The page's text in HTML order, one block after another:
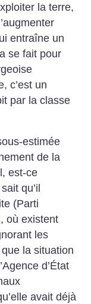
la terre,
entraîne un
se fait pour
c’est un
par la classe
estimée
de la
est-ce
qu’il
(Parti
où existent
les
la situation
d’État
avait déjà